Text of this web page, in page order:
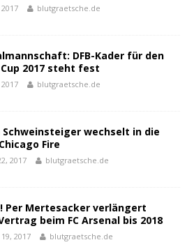
blutgraetsche.de
DFB-Kader für den
2017 steht fest
blutgraetsche.de
Schweinsteiger wechselt in die
Fire
2017 blutgraetsche.de
Per Mertesacker verlängert
beim FC Arsenal bis 2018
2017 blutgraetsche.de